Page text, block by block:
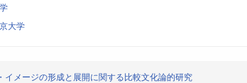
大学
イメージの形成と展開に関する比較文化論的研究